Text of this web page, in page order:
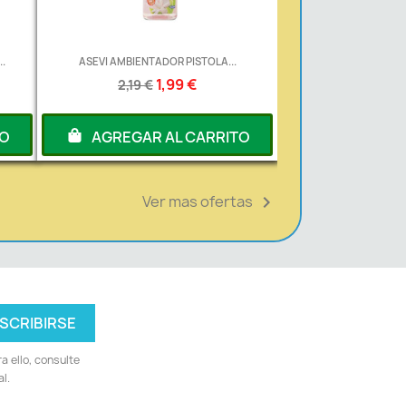
ASEVI AMBIENTADOR PISTOLA...
2,19 € 1,99 €
AGREGAR AL CARRITO
Ver mas ofertas 
ello, consulte